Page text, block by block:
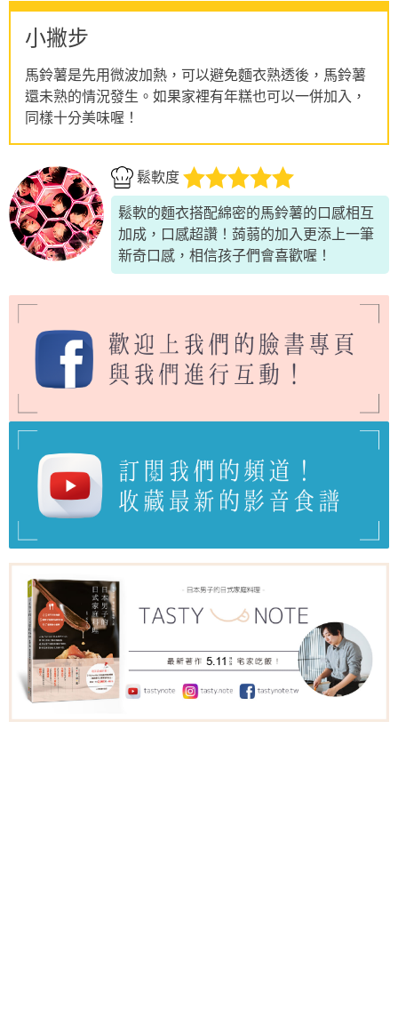
小撇步
馬鈴薯是先用微波加熱，可以避免麵衣熟透後，馬鈴薯
還未熟的情況發生。如果家裡有年糕也可以一併加入，
同樣十分美味喔！
鬆軟度
鬆軟的麵衣搭配綿密的馬鈴薯的口感相互
加成，口感超讚！蒟蒻的加入更添上一筆
新奇口感，相信孩子們會喜歡喔！